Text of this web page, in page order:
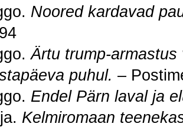
Noored kardavad
Ärtu trump-
puhul. –
Endel Pärn laval ja
Kelmiromaan